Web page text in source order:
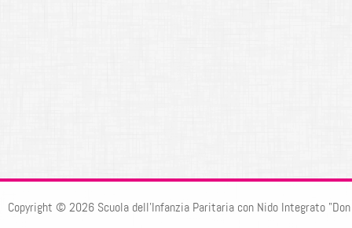
Copyright © 2026 Scuola dell'Infanzia Paritaria con Nido Integrato